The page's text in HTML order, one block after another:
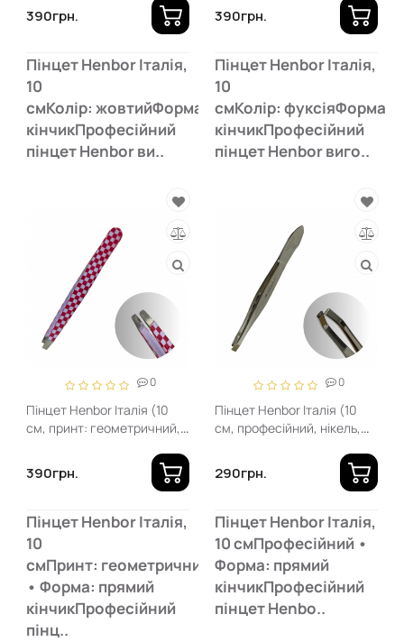
390грн.
Пінцет Henbor Італія,
10
смКолір: жовтийФорма: скошений
кінчикПрофесійний
пінцет Henbor ви..
390грн.
Пінцет Henbor Італія,
10
смКолір: фуксіяФорма:
кінчикПрофесійний
пінцет Henbor виго..
0
Пінцет Henbor Італія (10
см, принт: геометричний,
390грн.
Пінцет Henbor Італія,
10
смПринт: геометричний
• Форма: прямий
кінчикПрофесійний
пінц..
0
Пінцет Henbor Італія (10
см, професійний, нікель,
290грн.
Пінцет Henbor Італія,
10 смПрофесійний •
Форма: прямий
кінчикПрофесійний
пінцет Henbo..